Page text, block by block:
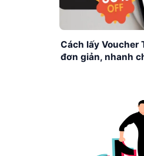
Cách lấy Voucher
đơn giản, nhanh